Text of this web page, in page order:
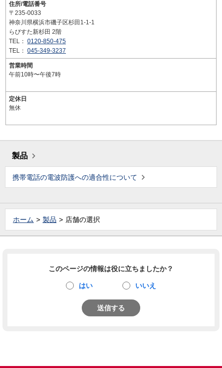
住所/電話番号
〒235-0033
神奈川県横浜市磯子区杉田1-1-1
らびすた新杉田 2階
TEL： 0120-850-475
TEL： 045-349-3237
営業時間
午前10時〜午後7時
定休日
無休
製品
携帯電話の電波防護への適合性について
ホーム 製品 店舗の選択
このページの情報は役に立ちましたか？
はい いいえ
送信する